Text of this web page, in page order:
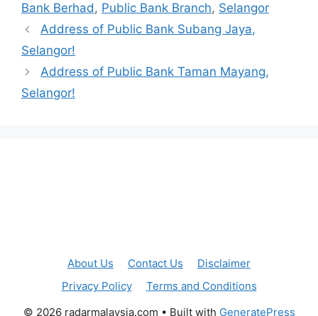
Bank Berhad, Public Bank Branch, Selangor
Address of Public Bank Subang Jaya,
Selangor!
Address of Public Bank Taman Mayang,
Selangor!
About Us Contact Us
Disclaimer
Privacy Policy
Terms and Conditions
© 2026 radarmalaysia.com • Built with GeneratePress